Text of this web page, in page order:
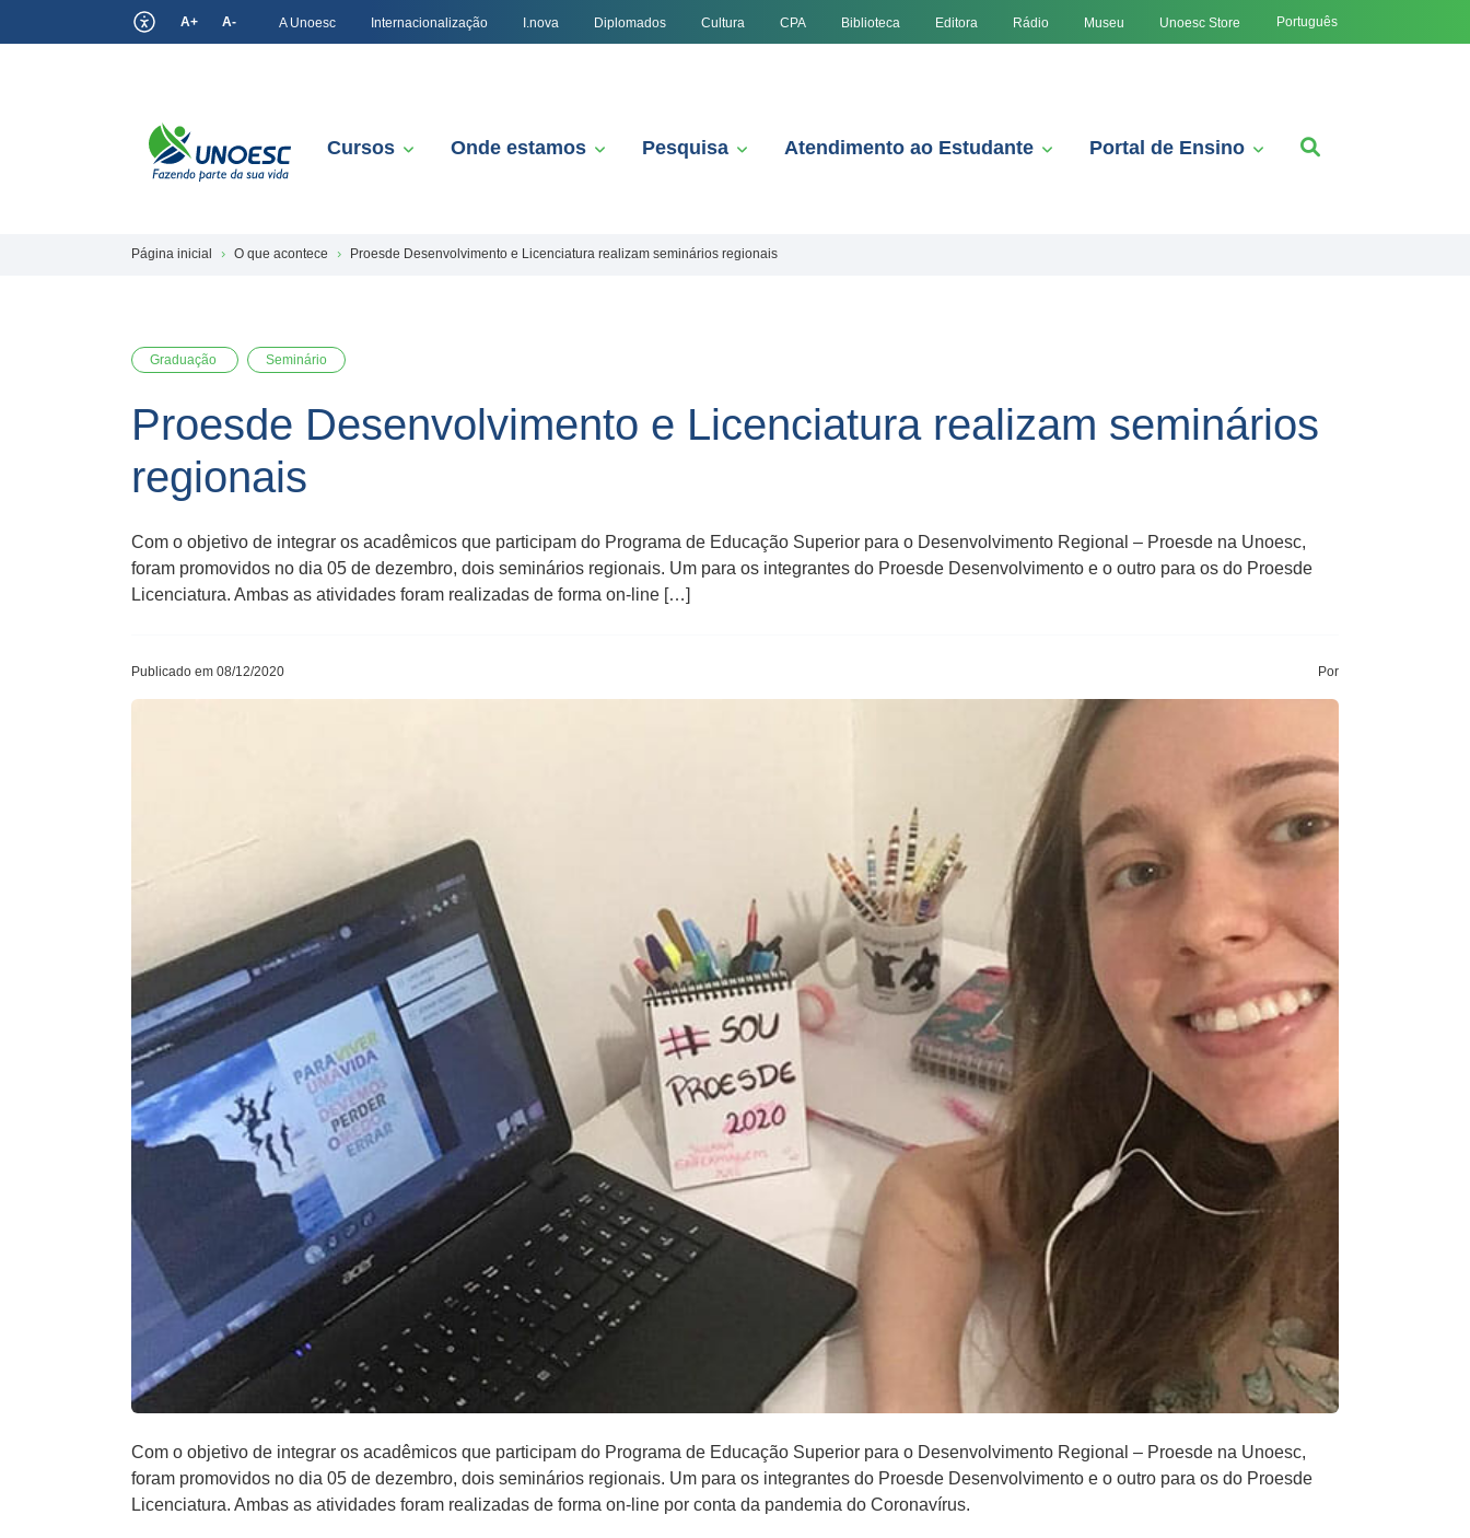
A+ A- A Unoesc Internacionalização I.nova Diplomados Cultura CPA Biblioteca Editora Rádio Museu Unoesc Store Português
Cursos Onde estamos Pesquisa Atendimento ao Estudante Portal de Ensino
Página inicial O que acontece Proesde Desenvolvimento e Licenciatura realizam seminários regionais
Graduação Seminário
Proesde Desenvolvimento e Licenciatura realizam seminários
regionais
Com o objetivo de integrar os acadêmicos que participam do Programa de Educação Superior para o Desenvolvimento Regional – Proesde na Unoesc,
foram promovidos no dia 05 de dezembro, dois seminários regionais. Um para os integrantes do Proesde Desenvolvimento e o outro para os do Proesde
Licenciatura. Ambas as atividades foram realizadas de forma on-line […]
Publicado em 08/12/2020 Por
Com o objetivo de integrar os acadêmicos que participam do Programa de Educação Superior para o Desenvolvimento Regional – Proesde na Unoesc,
foram promovidos no dia 05 de dezembro, dois seminários regionais. Um para os integrantes do Proesde Desenvolvimento e o outro para os do Proesde
Licenciatura. Ambas as atividades foram realizadas de forma on-line por conta da pandemia do Coronavírus.